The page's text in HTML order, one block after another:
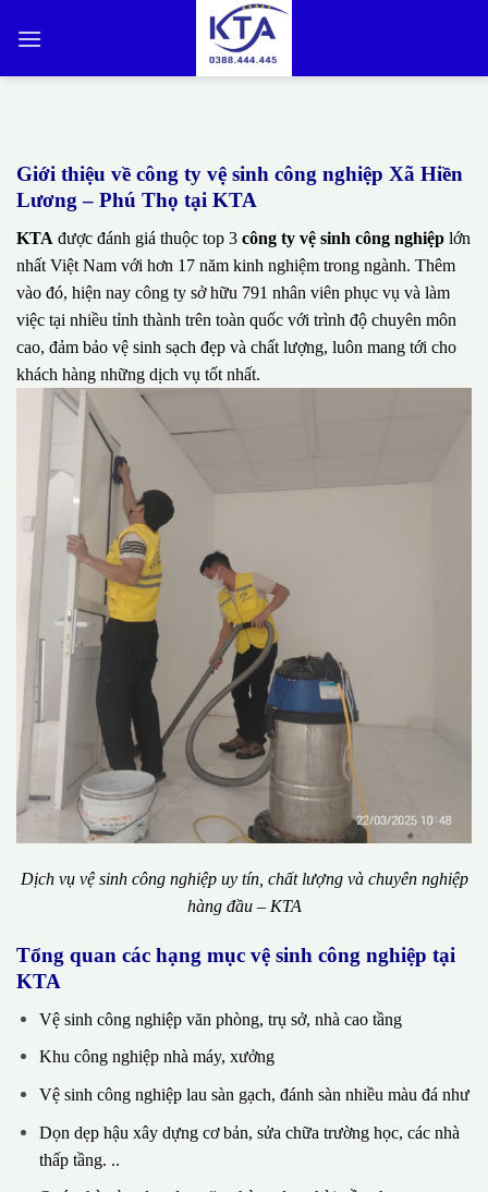
qua
Giới thiệu về công ty vệ sinh công nghiệp Xã Hiền
Lương – Phú Thọ tại KTA
KTA được đánh giá thuộc top 3 công ty vệ sinh công nghiệp lớn
nhất Việt Nam với hơn 17 năm kinh nghiệm trong ngành. Thêm
vào đó, hiện nay công ty sở hữu 791 nhân viên phục vụ và làm
việc tại nhiều tỉnh thành trên toàn quốc với trình độ chuyên môn
cao, đảm bảo vệ sinh sạch đẹp và chất lượng, luôn mang tới cho
khách hàng những dịch vụ tốt nhất.
Dịch vụ vệ sinh công nghiệp uy tín, chất lượng và chuyên nghiệp
hàng đầu – KTA
Tổng quan các hạng mục vệ sinh công nghiệp tại
KTA
Vệ sinh công nghiệp văn phòng, trụ sở, nhà cao tầng
Khu công nghiệp nhà máy, xưởng
Vệ sinh công nghiệp lau sàn gạch, đánh sàn nhiều màu đá như
Dọn dẹp hậu xây dựng cơ bản, sửa chữa trường học, các nhà
thấp tầng. ..